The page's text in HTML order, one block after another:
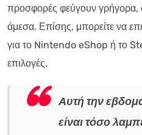
προσφορές φεύγουν γρήγορα,
άμεσα. Επίσης, μπορείτε να
για το Nintendo eShop ή το
επιλογές.
Αυτή την
είναι τόσο